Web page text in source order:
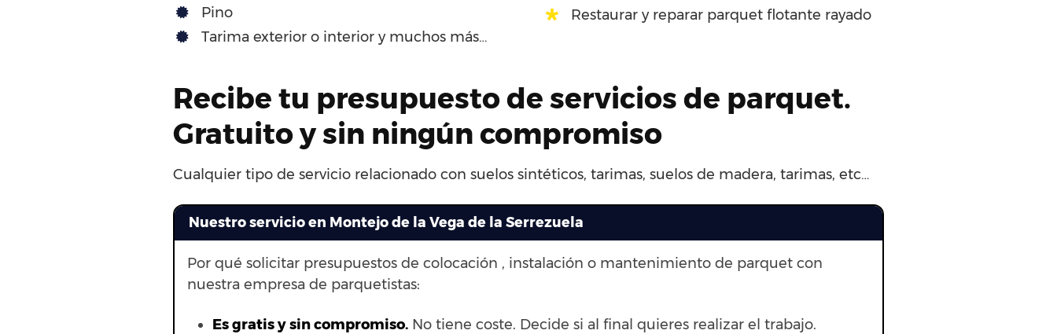
Pino
Tarima exterior o interior y muchos más…
Restaurar y reparar parquet flotante rayado
Recibe tu presupuesto de servicios de parquet.
Gratuito y sin ningún compromiso
Cualquier tipo de servicio relacionado con suelos sintéticos, tarimas, suelos de madera, tarimas, etc…
Nuestro servicio en Montejo de la Vega de la Serrezuela
Por qué solicitar presupuestos de colocación , instalación o mantenimiento de parquet con
nuestra empresa de parquetistas:
Es gratis y sin compromiso. No tiene coste. Decide si al final quieres realizar el trabajo.